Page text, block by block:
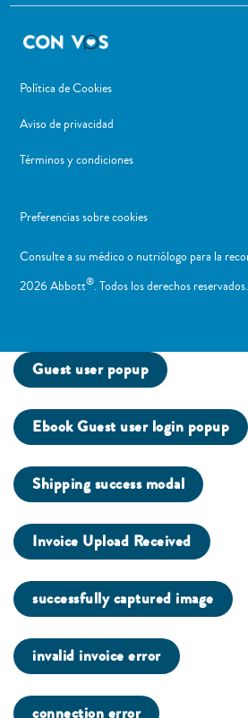
Política de Cookies
Aviso de privacidad
Términos y condiciones
Preferencias sobre cookies
Consulte a su médico o nutriólogo para la
2026 Abbott®. Todos los derechos reservados.
Guest user popup
Ebook Guest user login popup
Shipping success modal
Invoice Upload Received
successfully captured image
invalid invoice error
connection error